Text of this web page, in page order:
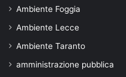
Ambiente Foggia
Ambiente Lecce
Ambiente Taranto
amministrazione pubblica